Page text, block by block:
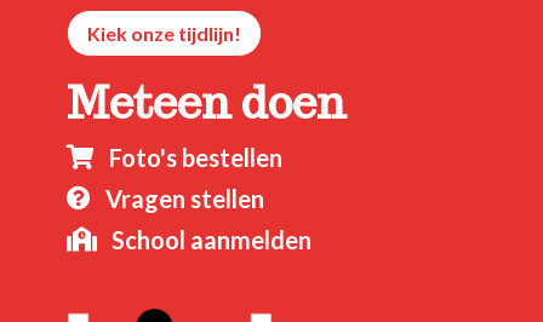
Kiek onze tijdlijn!
Meteen doen
 Foto's bestellen
 Vragen stellen
 School aanmelden